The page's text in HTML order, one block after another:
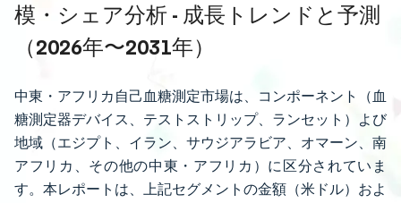
模・シェア分析 - 成長トレンドと予測
（2026年〜2031年）
中東・アフリカ自己血糖測定市場は、コンポーネント（血
糖測定器デバイス、テストストリップ、ランセット）よび
地域（エジプト、イラン、サウジアラビア、オマーン、南
アフリカ、その他の中東・アフリカ）に区分されていま
す。本レポートは、上記セグメントの金額（米ドル）およ